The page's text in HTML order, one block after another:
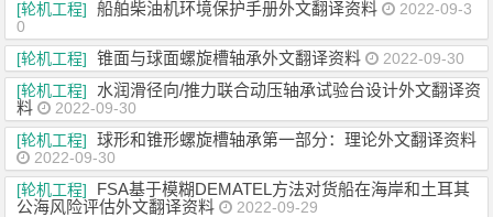
[轮机工程]
船舶柴油机环境保护手册外文翻译资料
2022-09-3
0
[轮机工程]
锥面与球面螺旋槽轴承外文翻译资料
2022-09-30
[轮机工程]
水润滑径向/推力联合动压轴承试验台设计外文翻译资
料
2022-09-30
[轮机工程]
球形和锥形螺旋槽轴承第一部分：理论外文翻译资料
2022-09-30
[轮机工程]
FSA基于模糊DEMATEL方法对货船在海岸和土耳其
公海风险评估外文翻译资料
2022-09-29